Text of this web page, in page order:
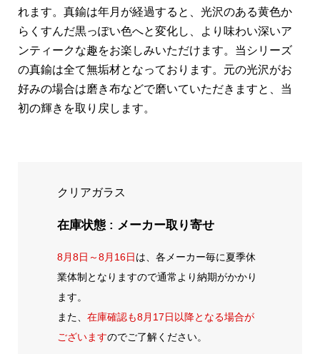
れます。真鍮は年月が経過すると、光沢のある黄色か
らくすんだ黒っぽい色へと変化し、より味わい深いア
ンティークな趣をお楽しみいただけます。当シリーズ
の真鍮は全て無垢材となっております。元の光沢がお
好みの場合は磨き布などで磨いていただきますと、当
初の輝きを取り戻します。
クリアガラス
在庫状態 : メーカー取り寄せ
8月8日～8月16日は、各メーカー毎に夏季休
業体制となりますので通常より納期がかかり
ます。
また、 在庫確認も8月17日以降となる場合が
ございますのでご了解ください。